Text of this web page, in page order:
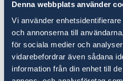
Denna webbplats använder
Vi använder
och annonserna till
för sociala medier och
vidarebefordrar även sådana
information från din enhet till
Leia mais